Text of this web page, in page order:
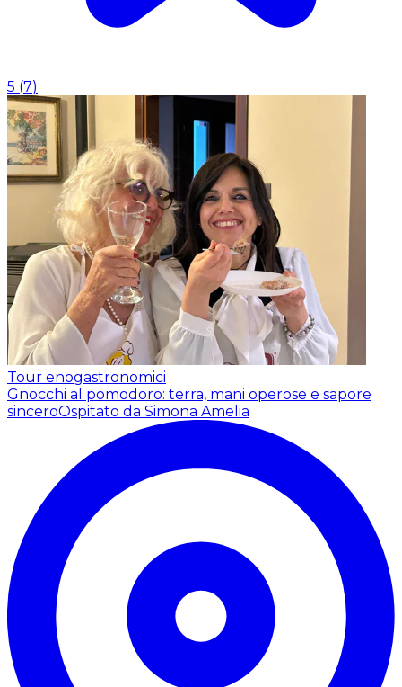
5 (7)
Tour enogastronomici
Gnocchi al pomodoro: terra, mani operose e sapore
sinceroOspitato da Simona Amelia